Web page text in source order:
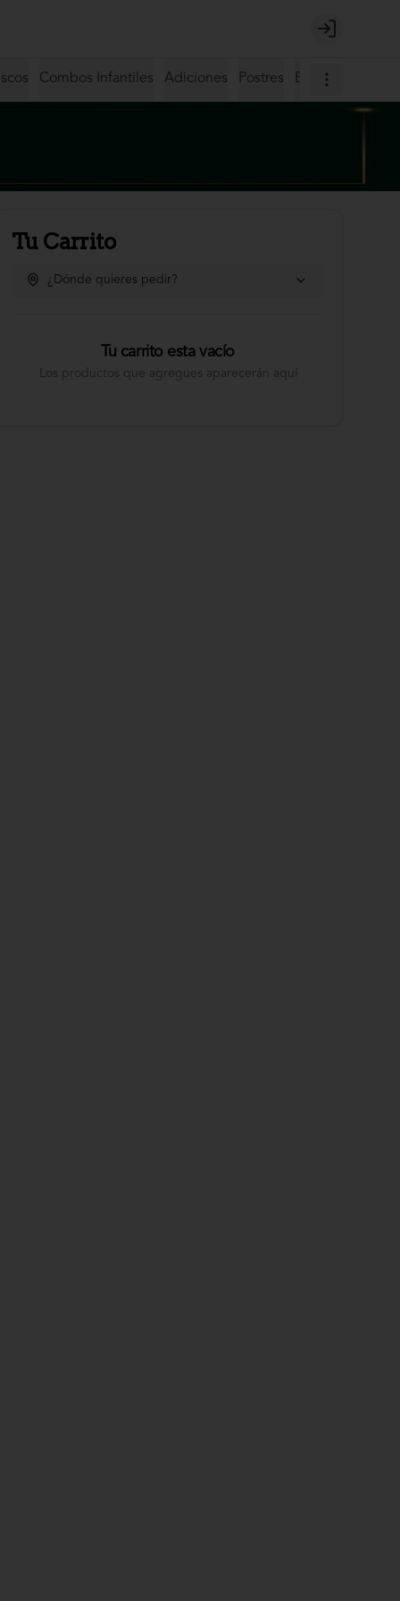
Login
Combos Infantiles Adiciones Postres Bebidas
Tu Carrito
¿Dónde quieres pedir?
Tu carrito esta vacío
Los productos que agregues aparecerán aquí